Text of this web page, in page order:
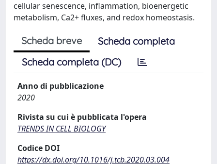
cellular senescence, inflammation, bioenergetic
metabolism, Ca2+ fluxes, and redox homeostasis.
Scheda breve
Scheda completa
Scheda completa (DC)
Anno di pubblicazione
2020
Rivista su cui è pubblicata l'opera
TRENDS IN CELL BIOLOGY
Codice DOI
https://dx.doi.org/10.1016/j.tcb.2020.03.004